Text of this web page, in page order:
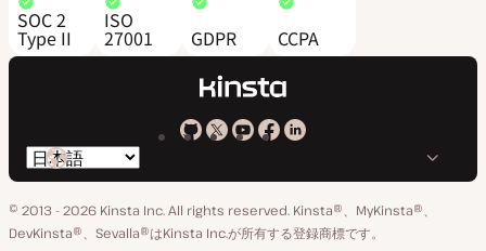
SOC 2
Type II
ISO
27001 GDPR CCPA
Kinsta
GitHub
Kinsta
X
ア
Kinsta
YouTube
Kinsta
Facebook
Kinsta
LinkedIn
ペ
言
語
の
© 2013 - 2026 Kinsta Inc. All rights reserved. Kinsta®、MyKinsta®、
DevKinsta®、Sevalla®はKinsta Inc.が所有する登録商標です。